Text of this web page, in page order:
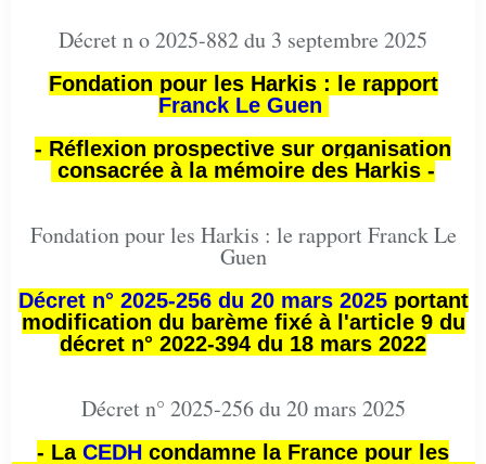
Décret n o 2025-882 du 3 septembre 2025
Fondation pour les Harkis : le rapport
Franck Le Guen
- Réflexion prospective sur organisation
consacrée à la mémoire des Harkis -
Fondation pour les Harkis : le rapport Franck Le
Guen
Décret n° 2025-256 du 20 mars 2025portant
modification du barème fixé à l'article 9 du
décret n° 2022-394 du 18 mars 2022
Décret n° 2025-256 du 20 mars 2025
- La CEDH condamne la France pour les